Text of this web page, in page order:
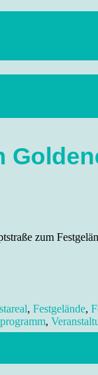
zum
, Festgelände,
,